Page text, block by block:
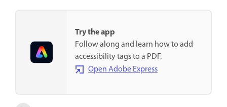
Try the app
Follow along and learn how to add
accessibility tags to a PDF.
Open Adobe Express